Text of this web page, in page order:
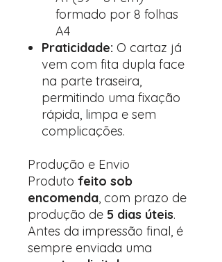
formado por 8 folhas
A4
Praticidade: O cartaz já
vem com fita dupla face
na parte traseira,
permitindo uma fixação
rápida, limpa e sem
complicações.
Produção e Envio
Produto feito sob
encomenda, com prazo de
produção de 5 dias úteis.
Antes da impressão final, é
sempre enviada uma